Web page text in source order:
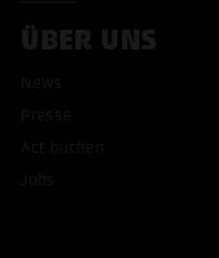
ALLE COOKIES
ÜBER UNS
News
Presse
Act buchen
Jobs